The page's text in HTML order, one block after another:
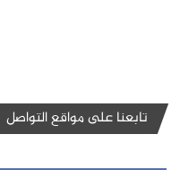
تابعنا على مواقع التواصل